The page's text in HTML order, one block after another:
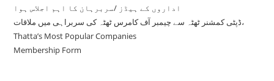
اداروں کے ہیڈز /سربرہان کا اہم اجلاس ہوا
ڈپٹی کمشنر ٹھٹہ سے چیمبر آف کامرس ٹھٹہ کی سربراہی میں ملاقات،
Thatta’s Most Popular Companies
Membership Form